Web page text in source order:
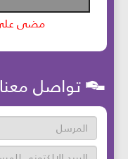
تواصل معنا